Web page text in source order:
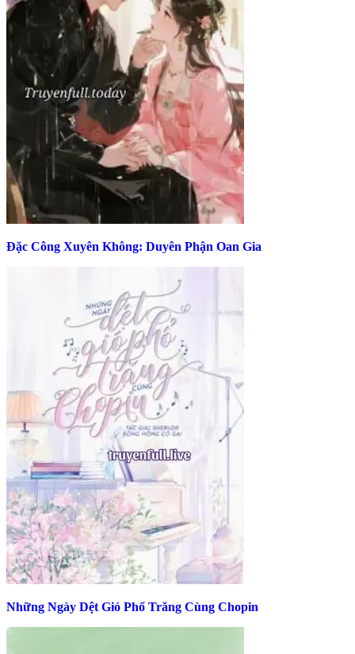
Đặc Công Xuyên Không: Duyên Phận Oan Gia
Những Ngày Dệt Gió Phổ Trăng Cùng Chopin